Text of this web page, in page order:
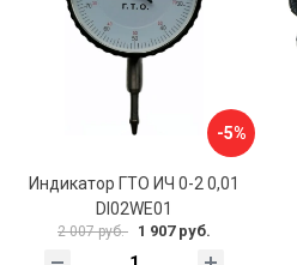
-5%
Индикатор ГТО ИЧ 0-2 0,01
DI02WE01
2 007 руб. 1 907 руб.